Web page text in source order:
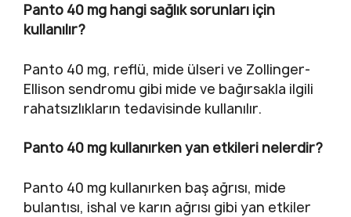
Panto 40 mg hangi sağlık sorunları için
kullanılır?
Panto 40 mg, reflü, mide ülseri ve Zollinger-
Ellison sendromu gibi mide ve bağırsakla ilgili
rahatsızlıkların tedavisinde kullanılır.
Panto 40 mg kullanırken yan etkileri nelerdir?
Panto 40 mg kullanırken baş ağrısı, mide
bulantısı, ishal ve karın ağrısı gibi yan etkiler